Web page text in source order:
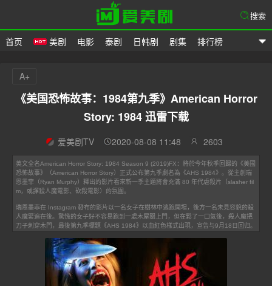
首页 美剧 电影 泰剧 日韩剧 剧集 排行榜
搜索
《美国恐怖故事：1984第九季》American Horror
Story: 1984 迅雷下载
爱美剧TV 2020-08-08 11:48 2603
英文全名American Horror Story: 1984 Season 9 (2019)FX：將於今年秋季回歸的《美國
恐怖故事》（American Horror Story）正式公布第九季劇名為《AHS 1984》。從主創瑞
恩墨菲（Ryan Murphy）釋出的影片看來新一季主題將會充滿 80 年代虐殺片（slasher fil
m，或譯殺人魔電影、砍殺電影）的氛圍。
瑞恩墨菲在 Instagram 發布的影片以一名女子在樹林中逃跑開場，後方一名未見容貌的殺
人魔緊追在後。驚慌的女子好不容易跑到一處木屋關上門，但在鬆了一口氣後，殺人魔把
刀子刺穿木門，最後第九季標題《AHS 1984》以血紅色樣式出現，宣告与9月18日回归。
A+